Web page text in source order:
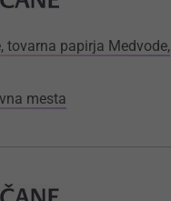
tovarna papirja Medvode,
mesta